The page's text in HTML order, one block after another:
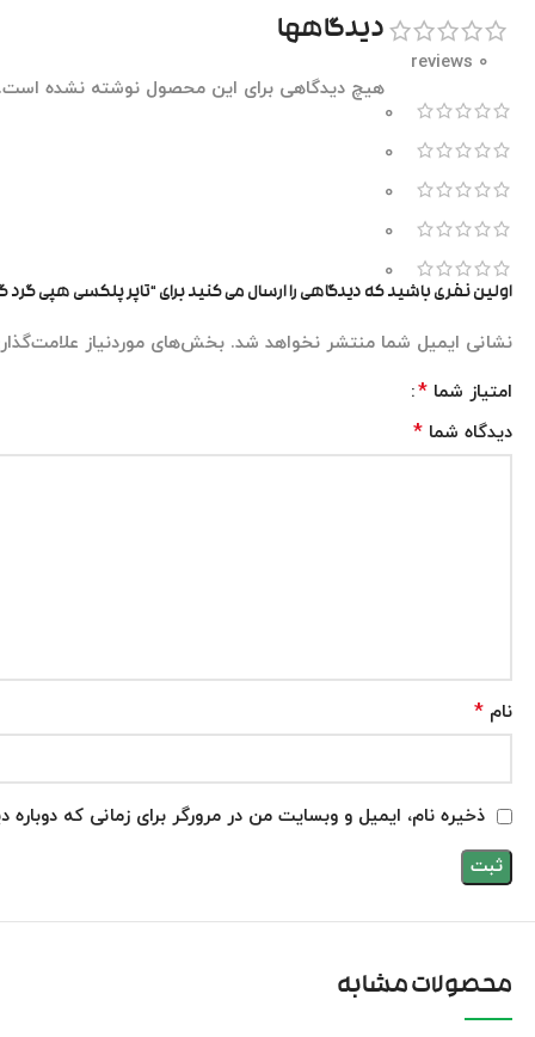
0 reviews
0
0
0
0
0
دیدگاهها
هیچ دیدگاهی برای این محصول نوشته نشده است.
اولین نفری باشید که دیدگاهی را ارسال می کنید برای “تاپر پلکسی هپی گرد
نشانی ایمیل شما منتشر نخواهد شد. بخش‌های موردنیاز
امتیاز شما *
دیدگاه شما *
نام *
ذخیره نام، ایمیل و وبسایت من در مرورگر برای زمانی که
محصولات مشابه